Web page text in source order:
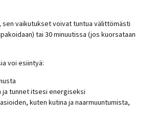
sen vaikutukset voivat tuntua välittömästi
tai 30 minuutissa (jos kuorsataan
voi esiintyä:
ja tunnet itsesi energiseksi
kuten kutina ja naarmuuntumista,